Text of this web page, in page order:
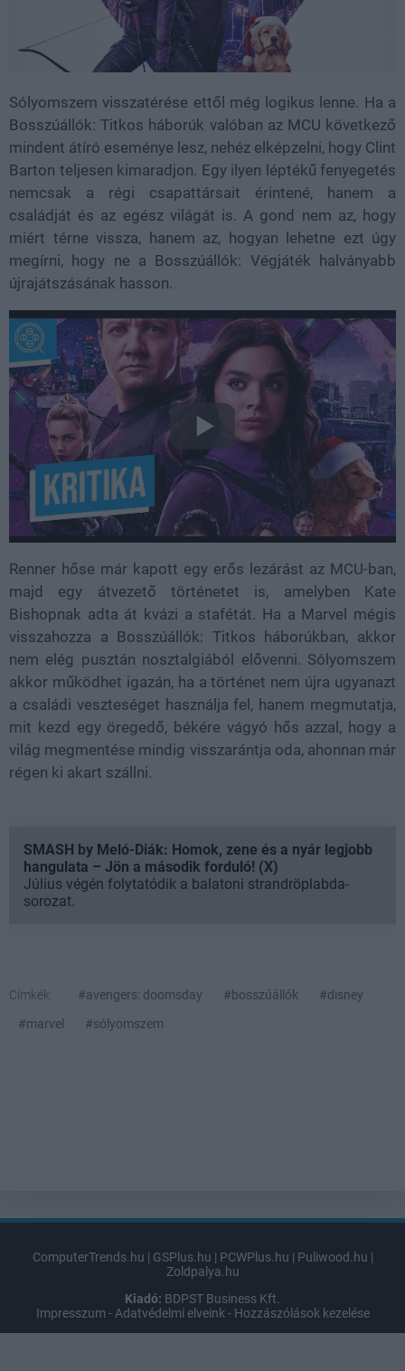
Sólyomszem visszatérése ettől még logikus lenne. Ha a
Bosszúállók: Titkos háborúk valóban az MCU következő
mindent átíró eseménye lesz, nehéz elképzelni, hogy Clint
Barton teljesen kimaradjon. Egy ilyen léptékű fenyegetés
nemcsak a régi csapattársait érintené, hanem a
családját és az egész világát is. A gond nem az, hogy
miért térne vissza, hanem az, hogyan lehetne ezt úgy
megírni, hogy ne a Bosszúállók: Végjáték halványabb
újrajátszásának hasson.
Renner hőse már kapott egy erős lezárást az MCU-ban,
majd egy átvezető történetet is, amelyben Kate
Bishopnak adta át kvázi a stafétát. Ha a Marvel mégis
visszahozza a Bosszúállók: Titkos háborúkban, akkor
nem elég pusztán nosztalgiából elővenni. Sólyomszem
akkor működhet igazán, ha a történet nem újra ugyanazt
a családi veszteséget használja fel, hanem megmutatja,
mit kezd egy öregedő, békére vágyó hős azzal, hogy a
világ megmentése mindig visszarántja oda, ahonnan már
régen ki akart szállni.
SMASH by Meló-Diák: Homok, zene és a nyár legjobb
hangulata – Jön a második forduló! (X)
Július végén folytatódik a balatoni strandröplabda-
sorozat.
Címkék: #avengers: doomsday #bosszúállók
#disney
#marvel
#sólyomszem
ComputerTrends.hu | GSPlus.hu | PCWPlus.hu | Puliwood.hu |
Zoldpalya.hu
Kiadó: BDPST Business Kft.
Impresszum - Adatvédelmi elveink - Hozzászólások kezelése